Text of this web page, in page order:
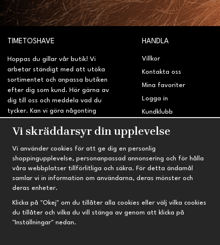
TIMETOSHAVE
Hoppas du gillar vår butik! Vi
arbetar ständigt med att utöka
sortimentet och anpassa butiken
efter dig som kund. Hör gärna av
dig till oss och meddela vad du
tycker. Kan vi göra någonting
sidan?
HANDLA
Villkor
Kontakta oss
Mina favoriter
Logga in
Kundklubb
Retur & Reklamation
INFORMATION
Om oss
Nyheter
Nyhetsbrev
Om cookies
Prenumeration
TRYGG HANDEL
Fri frakt vid köp över 695 kr
Kvalitetsprodukter till kanonpris
Vi skräddarsyr din upplevelse
Vi använder cookies för att ge dig en personlig
shoppingupplevelse, personanpassad annonsering och för hålla
våra webbplatser tillförlitliga och säkra. För detta ändamål
samlar vi in information om användarna, deras mönster och
deras enheter.
Klicka på "Okej" om du tillåter alla cookies eller välj vilka cookies
du tillåter och vilka du vill stänga av genom att klicka på
"Inställningar" nedan.